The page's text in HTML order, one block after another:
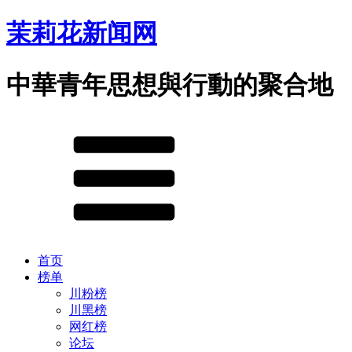
茉莉花新闻网
中華青年思想與行動的聚合地
首页
榜单
川粉榜
川黑榜
网红榜
论坛